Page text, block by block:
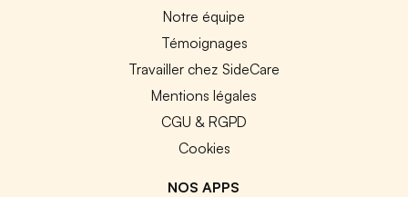
Notre équipe
Témoignages
Travailler chez SideCare
Mentions légales
CGU & RGPD
Cookies
NOS APPS